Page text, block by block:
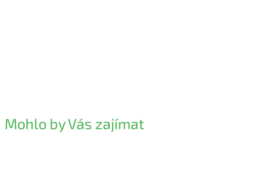
Mohlo by Vás zajímat